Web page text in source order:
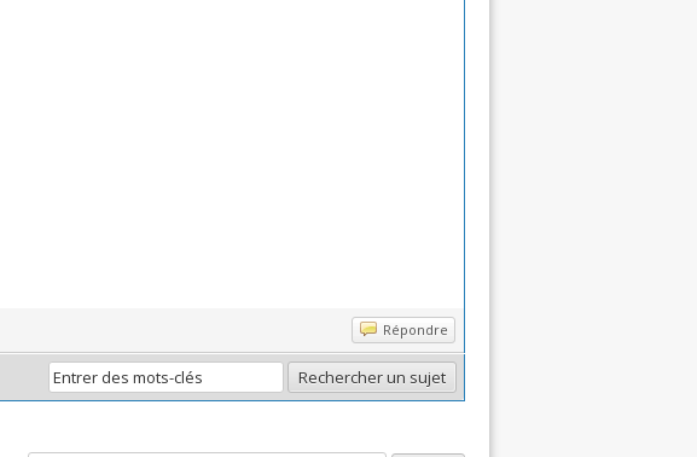
Répondre